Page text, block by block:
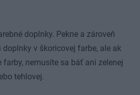
doplnky. Pekne a zároveň
v škoricovej farbe, ale ak
farby, nemusíte sa báť ani zelenej
tehlovej.